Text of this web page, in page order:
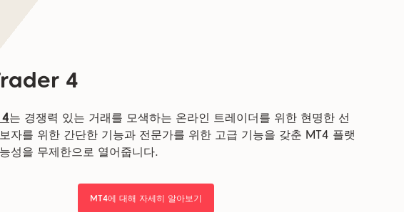
4
4는 경쟁력 있는 거래를 모색하는 온라인 트레이더를 위한 현명한 선
자를 위한 간단한 기능과 전문가를 위한 고급 기능을 갖춘 MT4 플랫
성을 무제한으로 열어줍니다.
MT4에 대해 자세히 알아보기